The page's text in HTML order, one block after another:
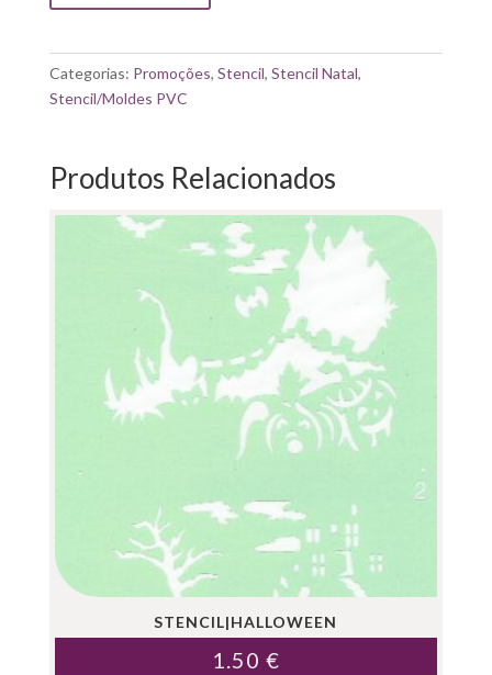
CHRISTMAS
RIBBON
Categorias: Promoções, Stencil, Stencil Natal,
Stencil/Moldes PVC
Produtos Relacionados
STENCIL|HALLOWEEN
1.50 €